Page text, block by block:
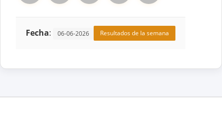
Fecha: 06-06-2026 Resultados de la semana